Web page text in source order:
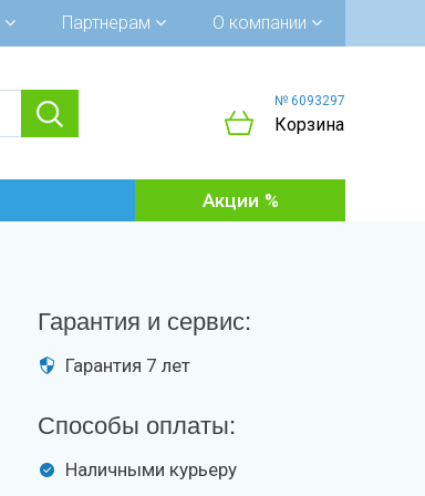
Партнерам О компании
№ 6093297
Корзина
Акции
Гарантия и сервис:
Гарантия 7 лет
Способы оплаты:
Наличными курьеру